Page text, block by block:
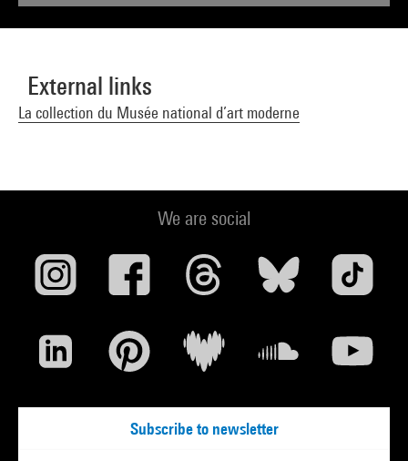
External links
La collection du Musée national d’art moderne
We are social
Subscribe to newsletter